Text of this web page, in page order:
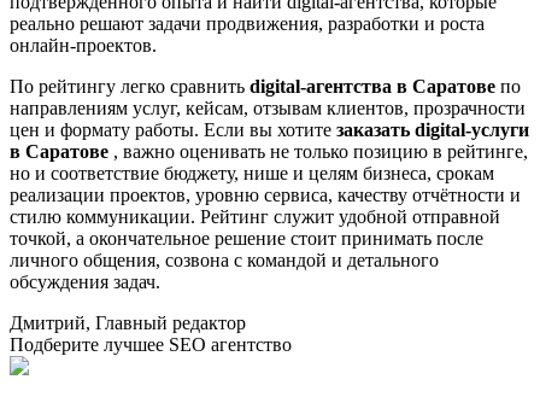
реально решают задачи продвижения, разработки и роста
онлайн-проектов.
По рейтингу легко сравнить digital-агентства в Саратове по
направлениям услуг, кейсам, отзывам клиентов, прозрачности
цен и формату работы. Если вы хотите заказать digital-услуги
в Саратове , важно оценивать не только позицию в рейтинге,
но и соответствие бюджету, нише и целям бизнеса, срокам
реализации проектов, уровню сервиса, качеству отчётности и
стилю коммуникации. Рейтинг служит удобной отправной
точкой, а окончательное решение стоит принимать после
личного общения, созвона с командой и детального
обсуждения задач.
Дмитрий, Главный редактор
Подберите лучшее SEO агентство